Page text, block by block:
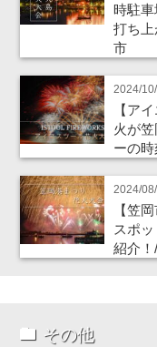
時駐
打ち
市
2024/
【ア
火が
ーの
2024/
【笠
スポ
紹介
その他